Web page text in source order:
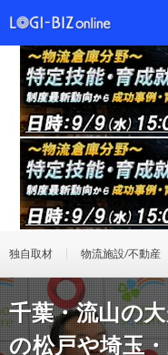
独自取材 物流施設/不動産
千葉・流山の
の松戸や埼玉